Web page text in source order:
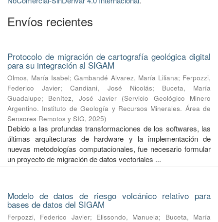
Envíos recientes
Protocolo de migración de cartografía geológica digital
para su integración al SIGAM
Olmos, María Isabel;Gambandé Alvarez, María Liliana; Ferpozzi,
Federico Javier;Candiani, José Nicolás; Buceta, María
Guadalupe; Benítez, José Javier (Servicio Geológico Minero
Argentino. Instituto de Geología y Recursos Minerales. Área de
Sensores Remotos y SIG, 2025)
Debido a las profundas transformaciones de los softwares, las
últimas arquitecturas de hardware y la implementación de
nuevas metodologías computacionales, fue necesario formular
un proyecto de migración de datos vectoriales ...
Modelo de datos de riesgo volcánico relativo para
bases de datos del SIGAM
Ferpozzi, Federico Javier; Elissondo, Manuela; Buceta, María